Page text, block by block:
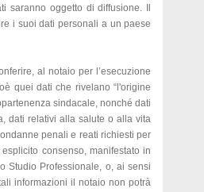
saranno oggetto di diffusione. Il
i suoi dati personali a un paese
al notaio per l’esecuzione
quei dati che rivelano “l'origine
sindacale, nonché dati
dati relativi alla salute o alla vita
penali e reati richiesti per
consenso, manifestato in
Studio Professionale, o, ai sensi
informazioni il notaio non potrà